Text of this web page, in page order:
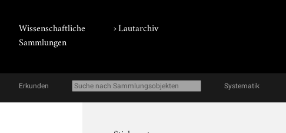
Wissenschaftliche
Sammlungen
›Lautarchiv
Erkunden Systematik